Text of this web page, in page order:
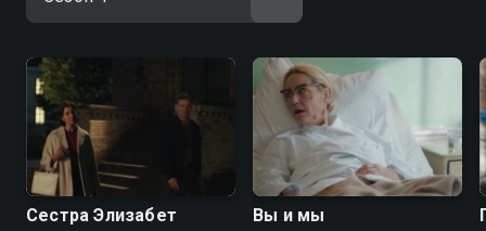
Сестра Элизабет Вы и мы